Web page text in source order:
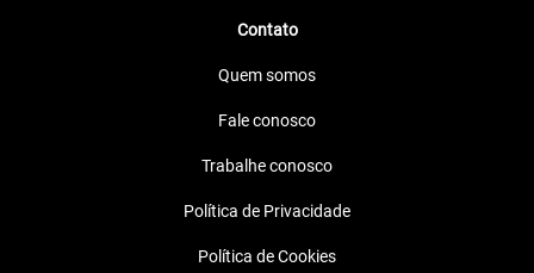
Contato
Quem somos
Fale conosco
Trabalhe conosco
Política de Privacidade
Política de Cookies